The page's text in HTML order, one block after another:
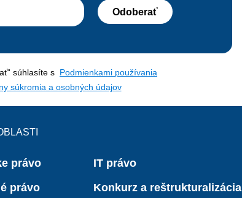
Odoberať
súhlasíte s Podmienkami používania
súkromia a osobných údajov
právo
právo
IT právo
Konkurz a reštrukturalizácia